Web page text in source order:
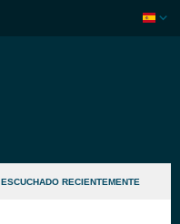
ESCUCHADO RECIENTEMENTE